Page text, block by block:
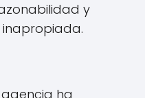
y
inapropiada.
agencia ha